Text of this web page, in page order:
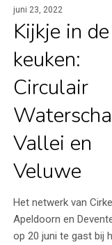
juni 23, 2022
Kijkje in de
keuken:
Circulair
Vallei en
Veluwe
Het netwerk van
Apeldoorn en
op 20 juni te gast bij